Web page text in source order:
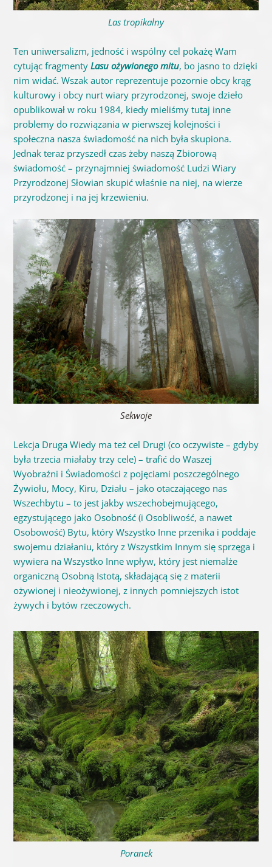
Las tropikalny
Ten uniwersalizm, jedność i wspólny cel pokażę Wam
cytując fragmenty Lasu ożywionego mitu, bo jasno to dzięki
nim widać. Wszak autor reprezentuje pozornie obcy krąg
kulturowy i obcy nurt wiary przyrodzonej, swoje dzieło
opublikował w roku 1984, kiedy mieliśmy tutaj inne
problemy do rozwiązania w pierwszej kolejności i
społeczna nasza świadomość na nich była skupiona.
Jednak teraz przyszedł czas żeby naszą Zbiorową
świadomość – przynajmniej świadomość Ludzi Wiary
Przyrodzonej Słowian skupić właśnie na niej, na wierze
przyrodzonej i na jej krzewieniu.
Sekwoje
Lekcja Druga Wiedy ma też cel Drugi (co oczywiste – gdyby
była trzecia miałaby trzy cele) – trafić do Waszej
Wyobraźni i Świadomości z pojęciami poszczególnego
Żywiołu, Mocy, Kiru, Działu – jako otaczającego nas
Wszechbytu – to jest jakby wszechobejmującego,
egzystującego jako Osobność (i Osobliwość, a nawet
Osobowość) Bytu, który Wszystko Inne przenika i poddaje
swojemu działaniu, który z Wszystkim Innym się sprzęga i
wywiera na Wszystko Inne wpływ, który jest niemalże
organiczną Osobną Istotą, składającą się z materii
ożywionej i nieożywionej, z innych pomniejszych istot
żywych i bytów rzeczowych.
Poranek